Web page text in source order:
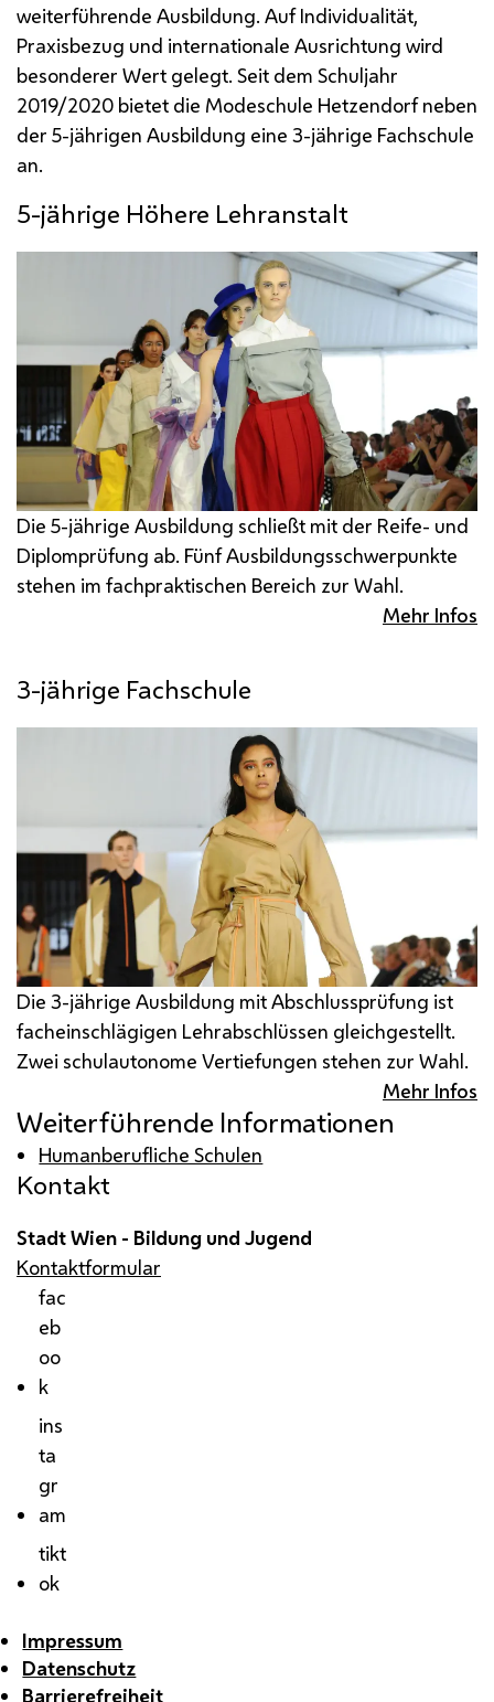
weiterführende Ausbildung. Auf Individualität,
Praxisbezug und internationale Ausrichtung wird
besonderer Wert gelegt. Seit dem Schuljahr
2019/2020 bietet die Modeschule Hetzendorf neben
der 5-jährigen Ausbildung eine 3-jährige Fachschule
an.
5-jährige Höhere Lehranstalt
Die 5-jährige Ausbildung schließt mit der Reife- und
Diplomprüfung ab. Fünf Ausbildungsschwerpunkte
stehen im fachpraktischen Bereich zur Wahl.
Mehr Infos
3-jährige Fachschule
Die 3-jährige Ausbildung mit Abschlussprüfung ist
facheinschlägigen Lehrabschlüssen gleichgestellt.
Zwei schulautonome Vertiefungen stehen zur Wahl.
Mehr Infos
Weiterführende Informationen
Humanberufliche Schulen
Kontakt
Stadt Wien - Bildung und Jugend
Kontaktformular
fac
eb
oo
k
ins
ta
gr
am
tikt
ok
Impressum
Datenschutz
Barrierefreiheit